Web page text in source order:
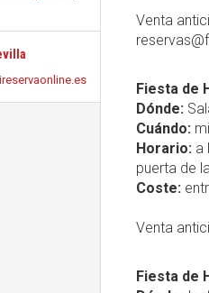
Venta
Fiesta de
Dónde:
Cuándo:
Horario: a
puerta de
Coste:
Venta
Fiesta de